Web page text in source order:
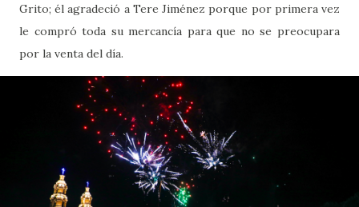
Grito; él agradeció a Tere Jiménez porque por primera vez
le compró toda su mercancía para que no se preocupara
por la venta del día.